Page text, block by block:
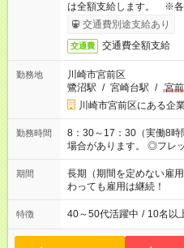
は全額支給します。 ※各
考慮して加給・優遇します
交通費別途支給あり
交通費 交通費全額支給
勤務地
川崎市宮前区
鷺沼駅 / 宮崎台駅 / 宮
川崎市宮前区にある企
勤務時間
8：30～17：30（実働8
場合があります。 ◎フレックス勤務が可能な就業先もありま
す。 ◎今よりもさらに働
改革に全社をあげて取り
期間
長期（期間を定めない雇
わっても雇用は継続！
特徴 40～50代活躍中 / 10名以